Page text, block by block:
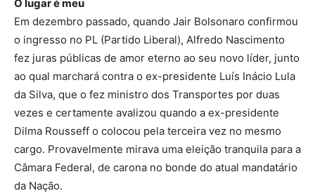
O lugar é meu
Em dezembro passado, quando Jair Bolsonaro confirmou
o ingresso no PL (Partido Liberal), Alfredo Nascimento
fez juras públicas de amor eterno ao seu novo líder, junto
ao qual marchará contra o ex-presidente Luís Inácio Lula
da Silva, que o fez ministro dos Transportes por duas
vezes e certamente avalizou quando a ex-presidente
Dilma Rousseff o colocou pela terceira vez no mesmo
cargo. Provavelmente mirava uma eleição tranquila para a
Câmara Federal, de carona no bonde do atual mandatário
da Nação.